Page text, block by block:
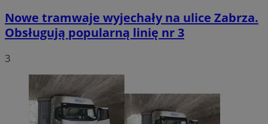
Nowe tramwaje wyjechały na ulice Zabrza.
Obsługują popularną linię nr 3
3